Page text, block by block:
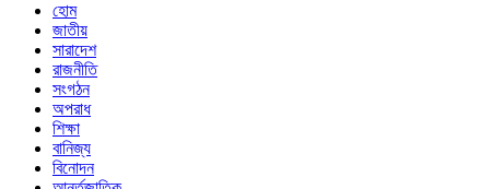
হোম
জাতীয়
সারাদেশ
রাজনীতি
সংগঠন
অপরাধ
শিক্ষা
বানিজ্য
বিনোদন